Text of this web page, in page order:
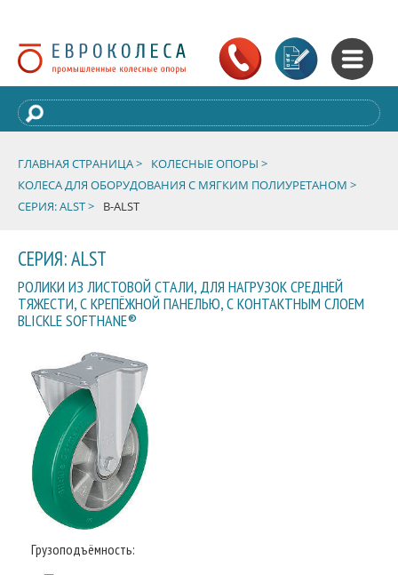
ГЛАВНАЯ СТРАНИЦА >
КОЛЕСНЫЕ ОПОРЫ >
КОЛЕСА ДЛЯ ОБОРУДОВАНИЯ С МЯГКИМ ПОЛИУРЕТАНОМ >
СЕРИЯ: ALST >
B-ALST
СЕРИЯ: ALST
РОЛИКИ ИЗ ЛИСТОВОЙ СТАЛИ, ДЛЯ НАГРУЗОК СРЕДНЕЙ
ТЯЖЕСТИ, С КРЕПЁЖНОЙ ПАНЕЛЬЮ, С КОНТАКТНЫМ СЛОЕМ
BLICKLE SOFTHANE®
Грузоподъёмность: